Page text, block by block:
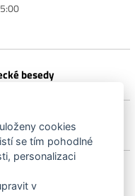
besedy
kurzů prof. O. Ševčíka
cookies
se tím pohodlné
personalizaci
v